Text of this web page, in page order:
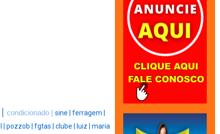
condicionado | sine | ferragem |
pozzob | fgtas | clube | luiz | maria